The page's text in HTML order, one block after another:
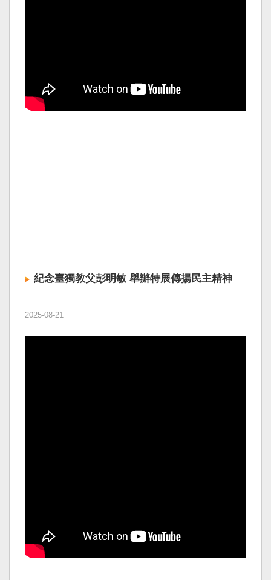
紀念臺獨教父彭明敏 舉辦特展傳揚民主精神
2025-08-21